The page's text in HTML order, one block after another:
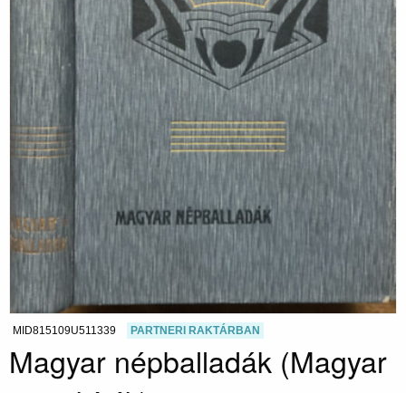
MID815109U511339 PARTNERI RAKTÁRBAN
Magyar népballadák (Magyar